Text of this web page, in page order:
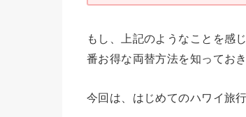
もし、上記のようなことを感
番お得な両替方法を知っておき
今回は、はじめてのハワイ旅